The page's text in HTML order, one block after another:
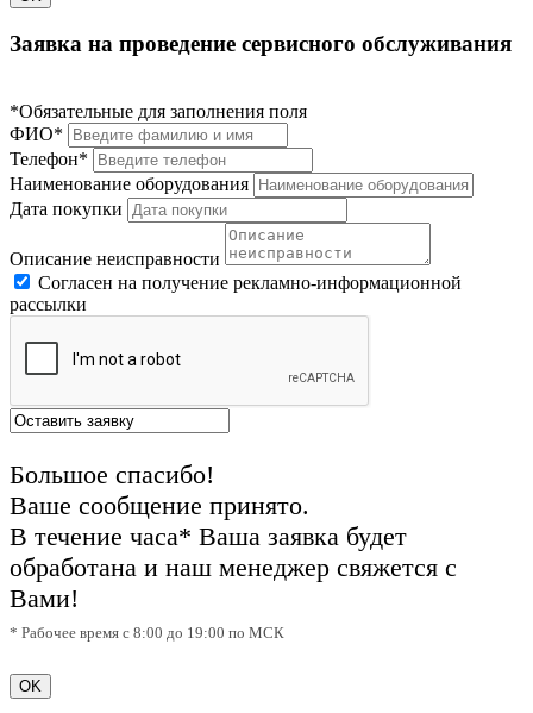
Заявка на проведение сервисного обслуживания
*Обязательные для заполнения поля
ФИО*
Телефон*
Наименование оборудования
Дата покупки
Описание неисправности
Согласен на получение рекламно-информационной
рассылки
Большое спасибо!
Ваше сообщение принято.
В течение часа* Ваша заявка будет
обработана и наш менеджер свяжется с
Вами!
* Рабочее время с 8:00 до 19:00 по МСК
OK